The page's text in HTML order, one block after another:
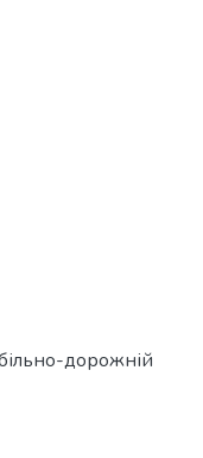
дорожній